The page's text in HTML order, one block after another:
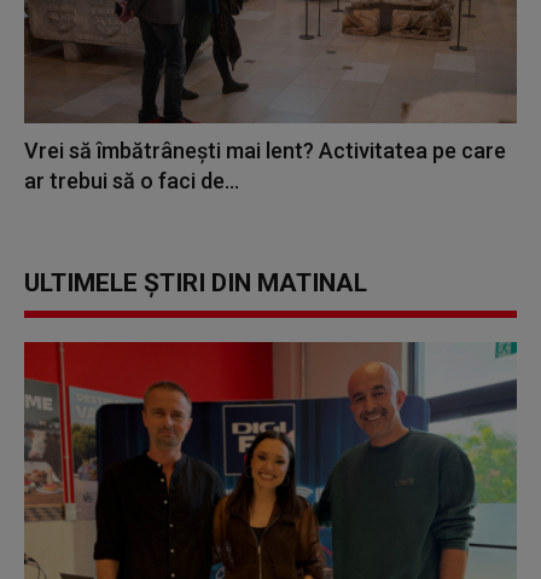
Vrei să îmbătrânești mai lent? Activitatea pe care
ar trebui să o faci de...
ULTIMELE ȘTIRI DIN MATINAL